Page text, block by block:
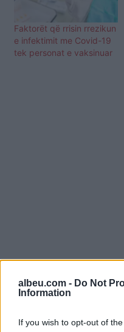
albeu.com - Do Not
Information
If you wish to opt-out of
Faktorët që rrisin rrezikun
e infektimit me Covid-19
tek personat e vaksinuar
Shtuarmë11.02.2022
Tags:
covid-19 ,